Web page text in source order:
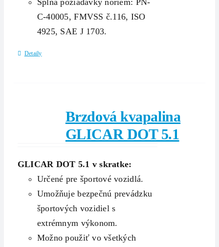
Spĺňa požiadavky noriem: PN-
C-40005, FMVSS č.116, ISO
4925, SAE J 1703.
Detaily
Brzdová kvapalina
GLICAR DOT 5.1
GLICAR DOT 5.1 v skratke:
Určené pre športové vozidlá.
Umožňuje bezpečnú prevádzku
športových vozidiel s
extrémnym výkonom.
Možno použiť vo všetkých